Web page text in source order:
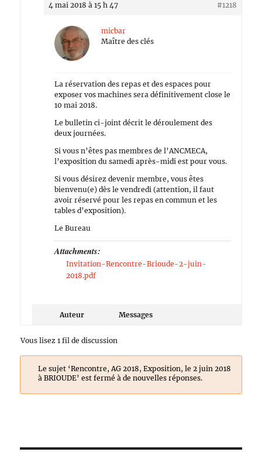
4 mai 2018 à 15 h 47 #1218
micbar
Maître des clés
La réservation des repas et des espaces pour
exposer vos machines sera définitivement close le
10 mai 2018.
Le bulletin ci-joint décrit le déroulement des
deux journées.
Si vous n’êtes pas membres de l’ANCMECA,
l’exposition du samedi après-midi est pour vous.
Si vous désirez devenir membre, vous êtes
bienvenu(e) dès le vendredi (attention, il faut
avoir réservé pour les repas en commun et les
tables d’exposition).
Le Bureau
Attachments:
Invitation-Rencontre-Brioude-2-juin-
2018.pdf
Auteur Messages
Vous lisez 1 fil de discussion
Le sujet ‘Rencontre, AG 2018, Exposition, le 2 juin 2018
à BRIOUDE’ est fermé à de nouvelles réponses.